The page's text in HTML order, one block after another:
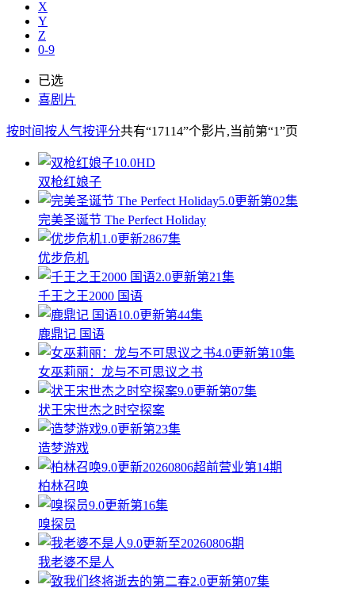
X
Y
Z
0-9
已选
喜剧片
按时间按人气按评分共有“17114”个影片,当前第“1”页
10.0HD
双枪红娘子
5.0更新第02集
完美圣诞节 The Perfect Holiday
1.0更新2867集
优步危机
2.0更新第21集
千王之王2000 国语
10.0更新第44集
鹿鼎记 国语
4.0更新第10集
女巫莉丽：龙与不可思议之书
9.0更新第07集
状王宋世杰之时空探案
9.0更新第23集
造梦游戏
9.0更新20260806超前营业第14期
柏林召唤
9.0更新第16集
嗅探员
9.0更新至20260806期
我老婆不是人
2.0更新第07集